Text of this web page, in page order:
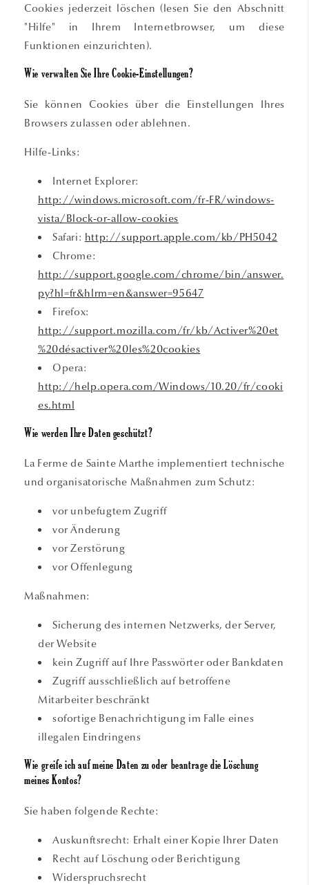
Cookies jederzeit löschen (lesen Sie den Abschnitt
"Hilfe" in Ihrem Internetbrowser, um diese
Funktionen einzurichten).
Wie verwalten Sie Ihre Cookie-Einstellungen?
Sie können Cookies über die Einstellungen Ihres
Browsers zulassen oder ablehnen.
Hilfe-Links:
Internet Explorer:
http://windows.microsoft.com/fr-FR/windows-
vista/Block-or-allow-cookies
Safari: http://support.apple.com/kb/PH5042
Chrome:
http://support.google.com/chrome/bin/answer.
py?hl=fr&hlrm=en&answer=95647
Firefox:
http://support.mozilla.com/fr/kb/Activer%20et
%20désactiver%20les%20cookies
Opera:
http://help.opera.com/Windows/10.20/fr/cooki
es.html
Wie werden Ihre Daten geschützt?
La Ferme de Sainte Marthe implementiert technische
und organisatorische Maßnahmen zum Schutz:
vor unbefugtem Zugriff
vor Änderung
vor Zerstörung
vor Offenlegung
Maßnahmen:
Sicherung des internen Netzwerks, der Server,
der Website
kein Zugriff auf Ihre Passwörter oder Bankdaten
Zugriff ausschließlich auf betroffene
Mitarbeiter beschränkt
sofortige Benachrichtigung im Falle eines
illegalen Eindringens
Wie greife ich auf meine Daten zu oder beantrage die Löschung
meines Kontos?
Sie haben folgende Rechte:
Auskunftsrecht: Erhalt einer Kopie Ihrer Daten
Recht auf Löschung oder Berichtigung
Widerspruchsrecht